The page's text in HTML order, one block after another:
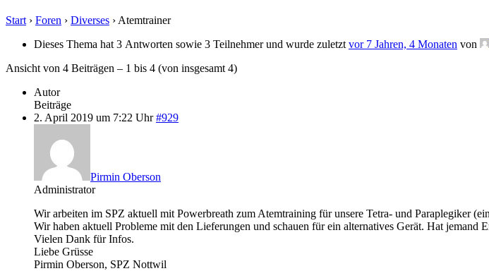
Start › Foren › Diverses › Atemtrainer
Dieses Thema hat 3 Antworten sowie 3 Teilnehmer und wurde zuletzt vor 7 Jahren, 4 Monaten von
Ansicht von 4 Beiträgen – 1 bis 4 (von insgesamt 4)
Autor
Beiträge
2. April 2019 um 7:22 Uhr #929
Pirmin Oberson
Administrator
Wir arbeiten im SPZ aktuell mit Powerbreath zum Atemtraining für unsere Tetra- und Paraplegiker
Wir haben aktuell Probleme mit den Lieferungen und schauen für ein alternatives Gerät. Hat jemand
Vielen Dank für Infos.
Liebe Grüsse
Pirmin Oberson, SPZ Nottwil